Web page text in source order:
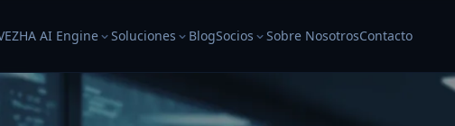
AI Engine Soluciones BlogSocios Sobre NosotrosContacto